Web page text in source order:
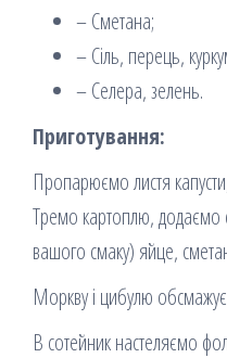
– Сметана;
– Сіль, перець,
– Селера, зелень.
Приготування:
Пропарюємо листя
Тремо картоплю, додаємо
вашого смаку) яйце,
Моркву і цибулю
В сотейник настеляємо